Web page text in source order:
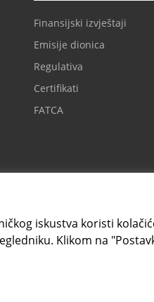
iskustva koristi
Klikom na
Finansijski izvještaji
Emisije dionica
Regulativa
Certifikati
FATCA